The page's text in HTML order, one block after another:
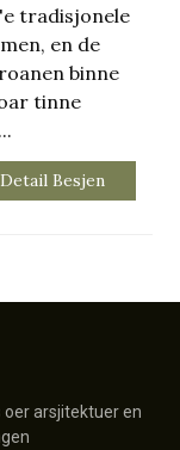
tradisjonele
en de
binne
tinne
Detail Besjen
oer arsjitektuer en